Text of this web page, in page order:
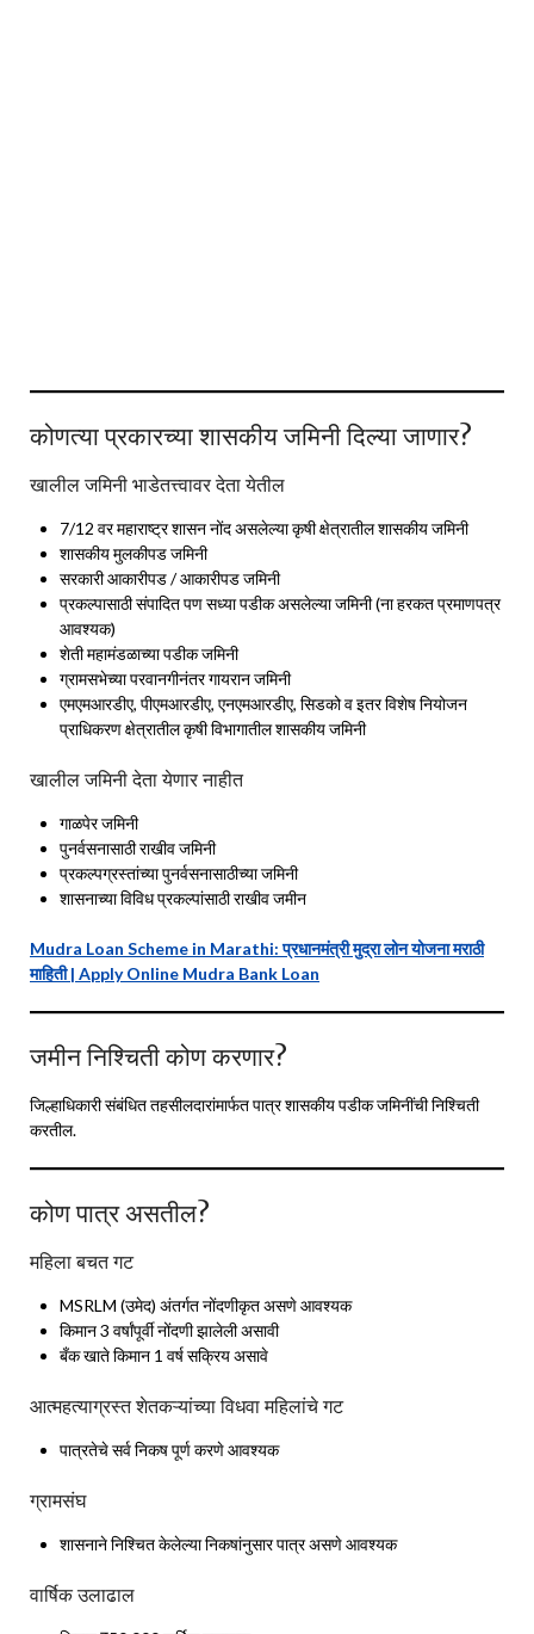
कोणत्या प्रकारच्या शासकीय जमिनी दिल्या जाणार?
खालील जमिनी भाडेतत्त्वावर देता येतील
7/12 वर महाराष्ट्र शासन नोंद असलेल्या कृषी क्षेत्रातील शासकीय जमिनी
शासकीय मुलकीपड जमिनी
सरकारी आकारीपड / आकारीपड जमिनी
प्रकल्पासाठी संपादित पण सध्या पडीक असलेल्या जमिनी (ना हरकत प्रमाणपत्र
आवश्यक)
शेती महामंडळाच्या पडीक जमिनी
ग्रामसभेच्या परवानगीनंतर गायरान जमिनी
एमएमआरडीए, पीएमआरडीए, एनएमआरडीए, सिडको व इतर विशेष नियोजन
प्राधिकरण क्षेत्रातील कृषी विभागातील शासकीय जमिनी
खालील जमिनी देता येणार नाहीत
गाळपेर जमिनी
पुनर्वसनासाठी राखीव जमिनी
प्रकल्पग्रस्तांच्या पुनर्वसनासाठीच्या जमिनी
शासनाच्या विविध प्रकल्पांसाठी राखीव जमीन
Mudra Loan Scheme in Marathi: प्रधानमंत्री मुद्रा लोन योजना मराठी
माहिती | Apply Online Mudra Bank Loan
जमीन निश्चिती कोण करणार?
जिल्हाधिकारी संबंधित तहसीलदारांमार्फत पात्र शासकीय पडीक जमिनींची निश्चिती
करतील.
कोण पात्र असतील?
महिला बचत गट
MSRLM (उमेद) अंतर्गत नोंदणीकृत असणे आवश्यक
किमान 3 वर्षांपूर्वी नोंदणी झालेली असावी
बँक खाते किमान 1 वर्ष सक्रिय असावे
आत्महत्याग्रस्त शेतकऱ्यांच्या विधवा महिलांचे गट
पात्रतेचे सर्व निकष पूर्ण करणे आवश्यक
ग्रामसंघ
शासनाने निश्चित केलेल्या निकषांनुसार पात्र असणे आवश्यक
वार्षिक उलाढाल